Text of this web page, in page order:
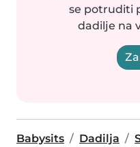
se potruditi
dadilje na
Babysits Dadilja